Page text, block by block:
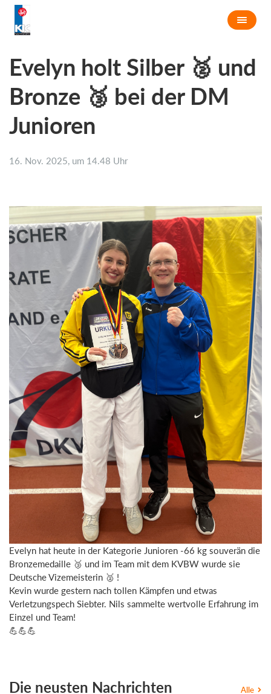
Evelyn holt Silber 🥈 und
Bronze 🥉 bei der DM
Junioren
16. Nov. 2025, um 14.48 Uhr
Evelyn hat heute in der Kategorie Junioren -66 kg souverän die
Bronzemedaille 🥉 und im Team mit dem KVBW wurde sie
Deutsche Vizemeisterin 🥈 !
Kevin wurde gestern nach tollen Kämpfen und etwas
Verletzungspech Siebter. Nils sammelte wertvolle Erfahrung im
Einzel und Team!
💪💪💪
Die neusten Nachrichten Alle